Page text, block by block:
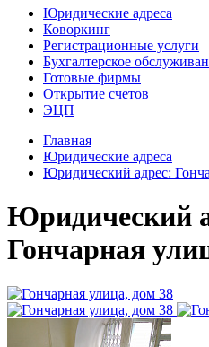
Юридические адреса
Коворкинг
Регистрационные услуги
Бухгалтерское
Готовые фирмы
Открытие счетов
ЭЦП
Главная
Юридические адреса
Юридический адрес:
Юридический
Гончарная